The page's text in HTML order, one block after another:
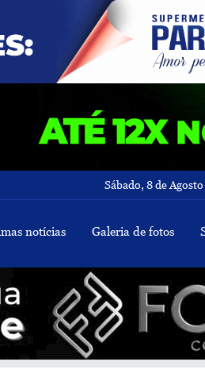
Sábado, 8 de
notícias Galeria de fotos